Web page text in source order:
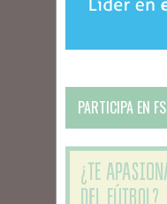
PARTICIPA EN FS